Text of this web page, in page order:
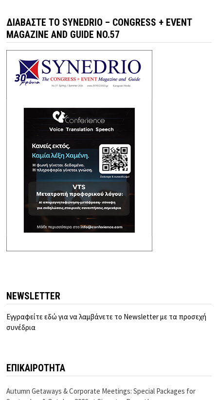
ΔΙΑΒΆΣΤΕ ΤΟ SYNEDRIO – CONGRESS + EVENT
MAGAZINE AND GUIDE NO.57
NEWSLETTER
Εγγραφείτε εδώ για να λαμβάνετε το Newsletter με τα προσεχή
συνέδρια
ΕΠΙΚΑΙΡΟΤΗΤΑ
Autumn Getaways & Corporate Meetings: Special Packages for